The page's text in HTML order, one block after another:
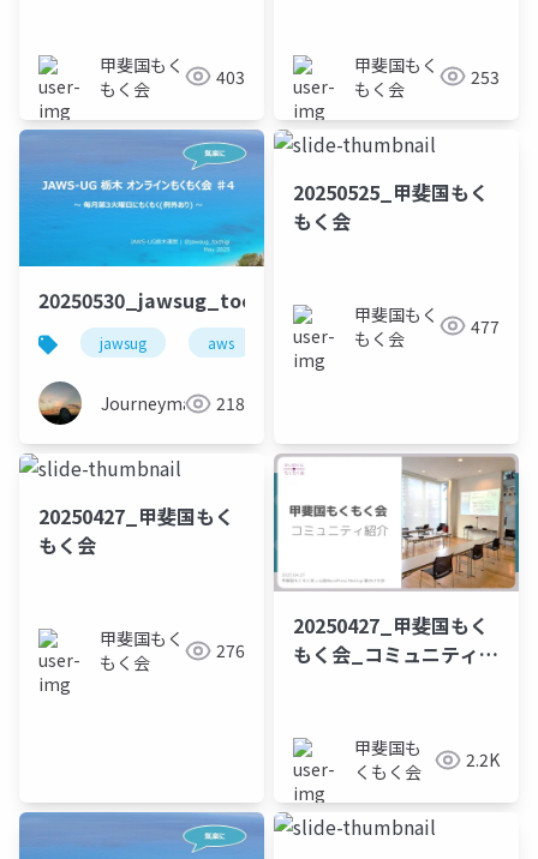
甲斐国もく
もく会
403
甲斐国もく
もく会
253
jawsug aws もくもく会 栃木
Journeyman 218
20250525_甲斐国もく
もく会
甲斐国もく
もく会
477
20250427_甲斐国もく
もく会
甲斐国もく
もく会
276
20250427_甲斐国もく
もく会_コミュニティ紹
甲斐国も
くもく会
2.2K